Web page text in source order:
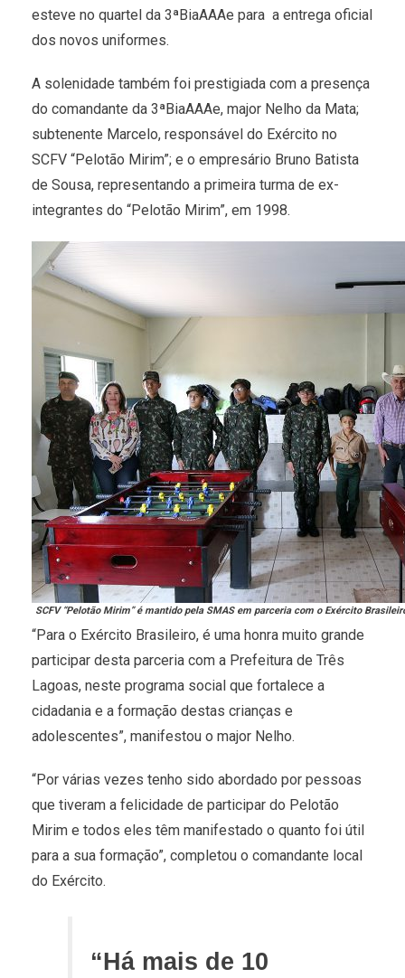
esteve no quartel da 3ªBiaAAAe para a entrega oficial
dos novos uniformes.
A solenidade também foi prestigiada com a presença
do comandante da 3ªBiaAAAe, major Nelho da Mata;
subtenente Marcelo, responsável do Exército no
SCFV “Pelotão Mirim”; e o empresário Bruno Batista
de Sousa, representando a primeira turma de ex-
integrantes do “Pelotão Mirim”, em 1998.
SCFV “Pelotão Mirim” é mantido pela SMAS em parceria com o Exército
“Para o Exército Brasileiro, é uma honra muito grande
participar desta parceria com a Prefeitura de Três
Lagoas, neste programa social que fortalece a
cidadania e a formação destas crianças e
adolescentes”, manifestou o major Nelho.
“Por várias vezes tenho sido abordado por pessoas
que tiveram a felicidade de participar do Pelotão
Mirim e todos eles têm manifestado o quanto foi útil
para a sua formação”, completou o comandante local
do Exército.
“Há mais de 10